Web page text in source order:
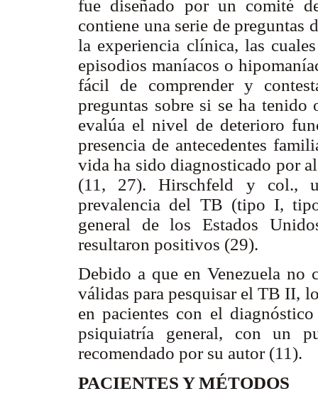
fue diseñado por un comité
contiene una serie de
la experiencia clínica, las
episodios maníacos o
fácil de comprender y
preguntas sobre si se ha
evalúa el nivel de deterioro
presencia de antecedentes
vida ha sido diagnosticado por
(11, 27). Hirschfeld y col.,
prevalencia del TB (tipo I,
general de los Estados
resultaron positivos (29).
Debido a que en Venezuela no
válidas para pesquisar el TB II,
en pacientes con el
psiquiatría general, con un
recomendado por su autor (11).
PACIENTES Y MÉTODOS